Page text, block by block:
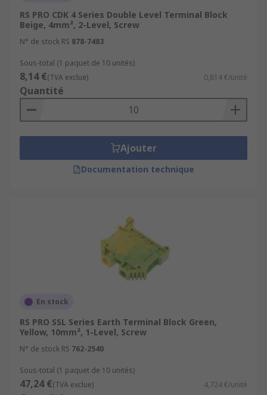
RS PRO CDK 4 Series Double Level Terminal Block
Beige, 4mm², 2-Level, Screw
N° de stock RS 878-7483
Sous-total (1 paquet de 10 unités)
8,14 €(TVA exclue) 0,814 €/unité
Quantité
Ajouter
Documentation technique
En stock
RS PRO SSL Series Earth Terminal Block Green,
Yellow, 10mm², 1-Level, Screw
N° de stock RS 762-2540
Sous-total (1 paquet de 10 unités)
47,24 €(TVA exclue) 4,724 €/unité